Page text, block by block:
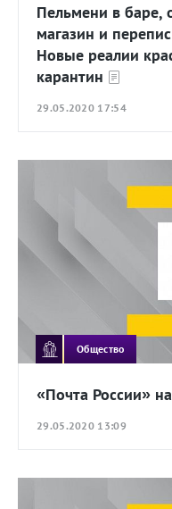
Пельмени в баре,
магазин и
Новые реалии
карантин
29.05.2020 17:54
Общество
«Почта России»
29.05.2020 13:09